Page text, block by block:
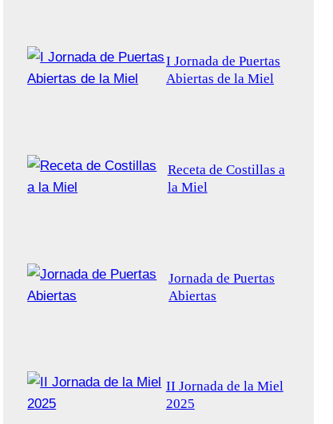
I Jornada de Puertas
Abiertas de la Miel
Receta de Costillas a
la Miel
Jornada de Puertas
Abiertas
II Jornada de la Miel
2025